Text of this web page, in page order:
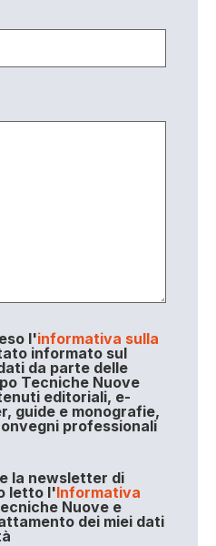
l'informativa sulla
informato sul
da parte delle
Tecniche Nuove
editoriali, e-
guide e monografie,
professionali
la newsletter di
letto l'Informativa
Nuove e
dei miei dati